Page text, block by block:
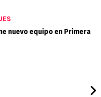
nuevo equipo en Primera